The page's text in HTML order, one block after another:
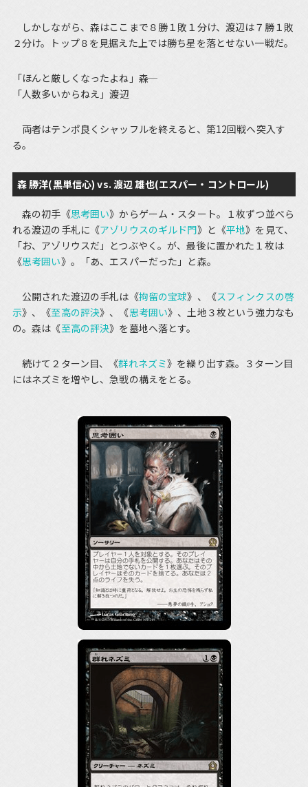
しかしながら、森はここまで８勝１敗１分け、渡辺は７勝１敗
２分け。トップ８を見据えた上では勝ち星を落とせない一戦だ。
「ほんと厳しくなったよね」――森
「人数多いからねえ」――渡辺
両者はテンポ良くシャッフルを終えると、第12回戦へ突入す
る。
森 勝洋(黒単信心) vs. 渡辺 雄也(エスパー・コントロール)
森の初手《思考囲い》からゲーム・スタート。１枚ずつ並べら
れる渡辺の手札に《アゾリウスのギルド門》と《平地》を見て、
「お、アゾリウスだ」とつぶやく。が、最後に置かれた１枚は
《思考囲い》。「あ、エスパーだった」と森。
公開された渡辺の手札は《拘留の宝球》、《スフィンクスの啓
示》、《至高の評決》、《思考囲い》、土地３枚という強力なも
の。森は《至高の評決》を墓地へ落とす。
続けて２ターン目、《群れネズミ》を繰り出す森。３ターン目
にはネズミを増やし、急戦の構えをとる。